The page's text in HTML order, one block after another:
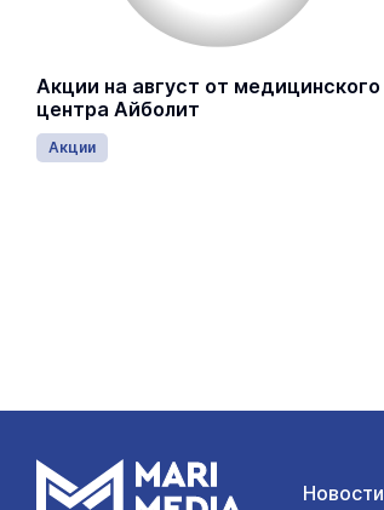
Акции на август от медицинского
центра Айболит
Акции
Новости